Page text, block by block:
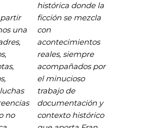
una
no
histórica donde la
ficción se mezcla
con
acontecimientos
reales, siempre
acompañados por
el minucioso
trabajo de
documentación y
contexto histórico